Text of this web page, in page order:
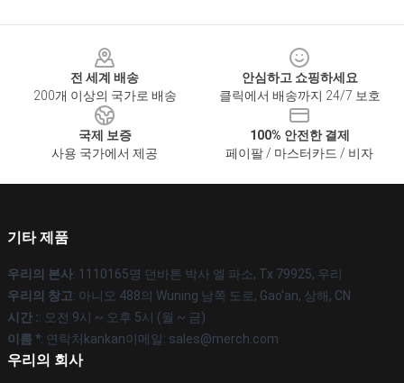
전 세계 배송
200개 이상의 국가로 배송
안심하고 쇼핑하세요
클릭에서 배송까지 24/7 보호
국제 보증
사용 국가에서 제공
100% 안전한 결제
페이팔 / 마스터카드 / 비자
기타 제품
우리의 본사: 1110165명 던바튼 박사 엘 파소, Tx 79925, 우리
우리의 창고: 아니오 488의 Wuning 남쪽 도로, Gao'an, 상해, CN
시간 :: 오전 9시 ~ 오후 5시 (월 ~ 금)
이름 *: 연락처kankan이메일: sales@merch.com
우리의 회사